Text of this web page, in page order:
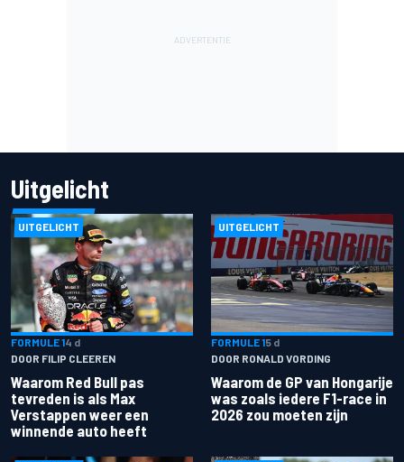
Uitgelicht
UITGELICHT
FORMULE 14 d
DOOR FILIP CLEEREN
Waarom Red Bull pas
tevreden is als Max
Verstappen weer een
winnende auto heeft
UITGELICHT
FORMULE 15 d
DOOR RONALD VORDING
Waarom de GP van Hongarije
was zoals iedere F1-race in
2026 zou moeten zijn